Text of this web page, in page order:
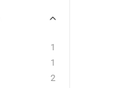
1
1
2